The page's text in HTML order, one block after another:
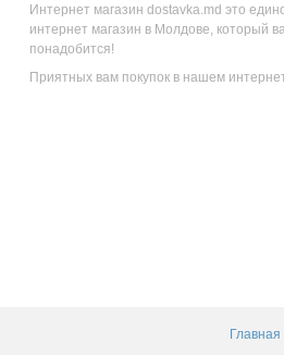
Интернет магазин dostavka.md это
интернет магазин в Молдове, который
понадобится!
Приятных вам покупок в нашем
Главная